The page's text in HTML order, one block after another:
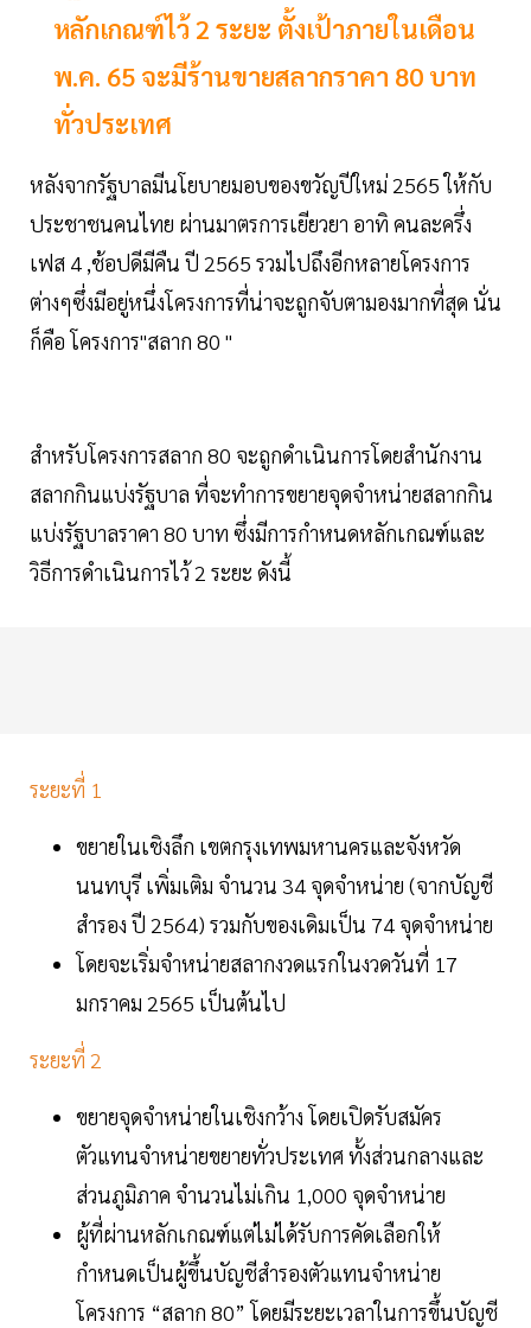
หลักเกณฑ์ไว้ 2 ระยะ ตั้งเป้าภายในเดือน
พ.ค. 65 จะมีร้านขายสลากราคา 80 บาท
ทั่วประเทศ
หลังจากรัฐบาลมีนโยบายมอบของขวัญปีใหม่ 2565 ให้กับ
ประชาชนคนไทย ผ่านมาตรการเยียวยา อาทิ คนละครึ่ง
เฟส 4 ,ช้อปดีมีคืน ปี 2565 รวมไปถึงอีกหลายโครงการ
ต่างๆซึ่งมีอยู่หนึ่งโครงการที่น่าจะถูกจับตามองมากที่สุด นั่น
ก็คือ โครงการ"สลาก 80 "
สำหรับโครงการสลาก 80 จะถูกดำเนินการโดยสำนักงาน
สลากกินแบ่งรัฐบาล ที่จะทำการขยายจุดจำหน่ายสลากกิน
แบ่งรัฐบาลราคา 80 บาท ซึ่งมีการกำหนดหลักเกณฑ์และ
วิธีการดำเนินการไว้ 2 ระยะ ดังนี้
ระยะที่ 1
ขยายในเชิงลึก เขตกรุงเทพมหานครและจังหวัด
นนทบุรี เพิ่มเติม จำนวน 34 จุดจำหน่าย (จากบัญชี
สำรอง ปี 2564) รวมกับของเดิมเป็น 74 จุดจำหน่าย
โดยจะเริ่มจำหน่ายสลากงวดแรกในงวดวันที่ 17
มกราคม 2565 เป็นต้นไป
ระยะที่ 2
ขยายจุดจำหน่ายในเชิงกว้าง โดยเปิดรับสมัคร
ตัวแทนจำหน่ายขยายทั่วประเทศ ทั้งส่วนกลางและ
ส่วนภูมิภาค จำนวนไม่เกิน 1,000 จุดจำหน่าย
ผู้ที่ผ่านหลักเกณฑ์แต่ไม่ได้รับการคัดเลือกให้
กำหนดเป็นผู้ขึ้นบัญชีสำรองตัวแทนจำหน่าย
โครงการ “สลาก 80” โดยมีระยะเวลาในการขึ้นบัญชี